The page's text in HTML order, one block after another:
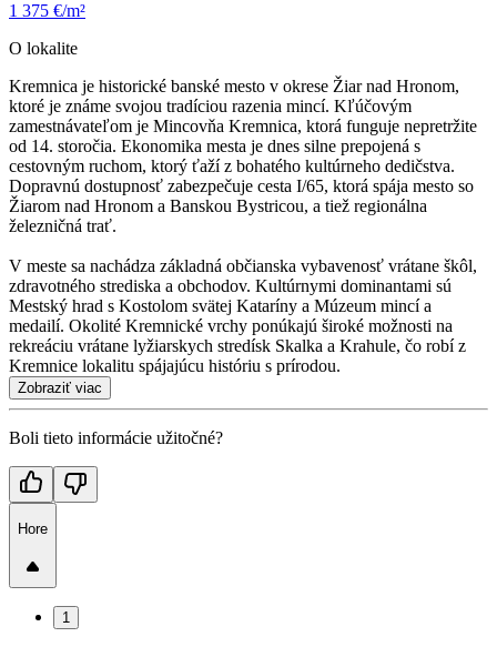
1 375 €/m²
O lokalite
Kremnica je historické banské mesto v okrese Žiar nad Hronom,
ktoré je známe svojou tradíciou razenia mincí. Kľúčovým
zamestnávateľom je Mincovňa Kremnica, ktorá funguje nepretržite
od 14. storočia. Ekonomika mesta je dnes silne prepojená s
cestovným ruchom, ktorý ťaží z bohatého kultúrneho dedičstva.
Dopravnú dostupnosť zabezpečuje cesta I/65, ktorá spája mesto so
Žiarom nad Hronom a Banskou Bystricou, a tiež regionálna
železničná trať.
V meste sa nachádza základná občianska vybavenosť vrátane škôl,
zdravotného strediska a obchodov. Kultúrnymi dominantami sú
Mestský hrad s Kostolom svätej Kataríny a Múzeum mincí a
medailí. Okolité Kremnické vrchy ponúkajú široké možnosti na
rekreáciu vrátane lyžiarskych stredísk Skalka a Krahule, čo robí z
Kremnice lokalitu spájajúcu históriu s prírodou.
Zobraziť viac
Boli tieto informácie užitočné?
Hore
1